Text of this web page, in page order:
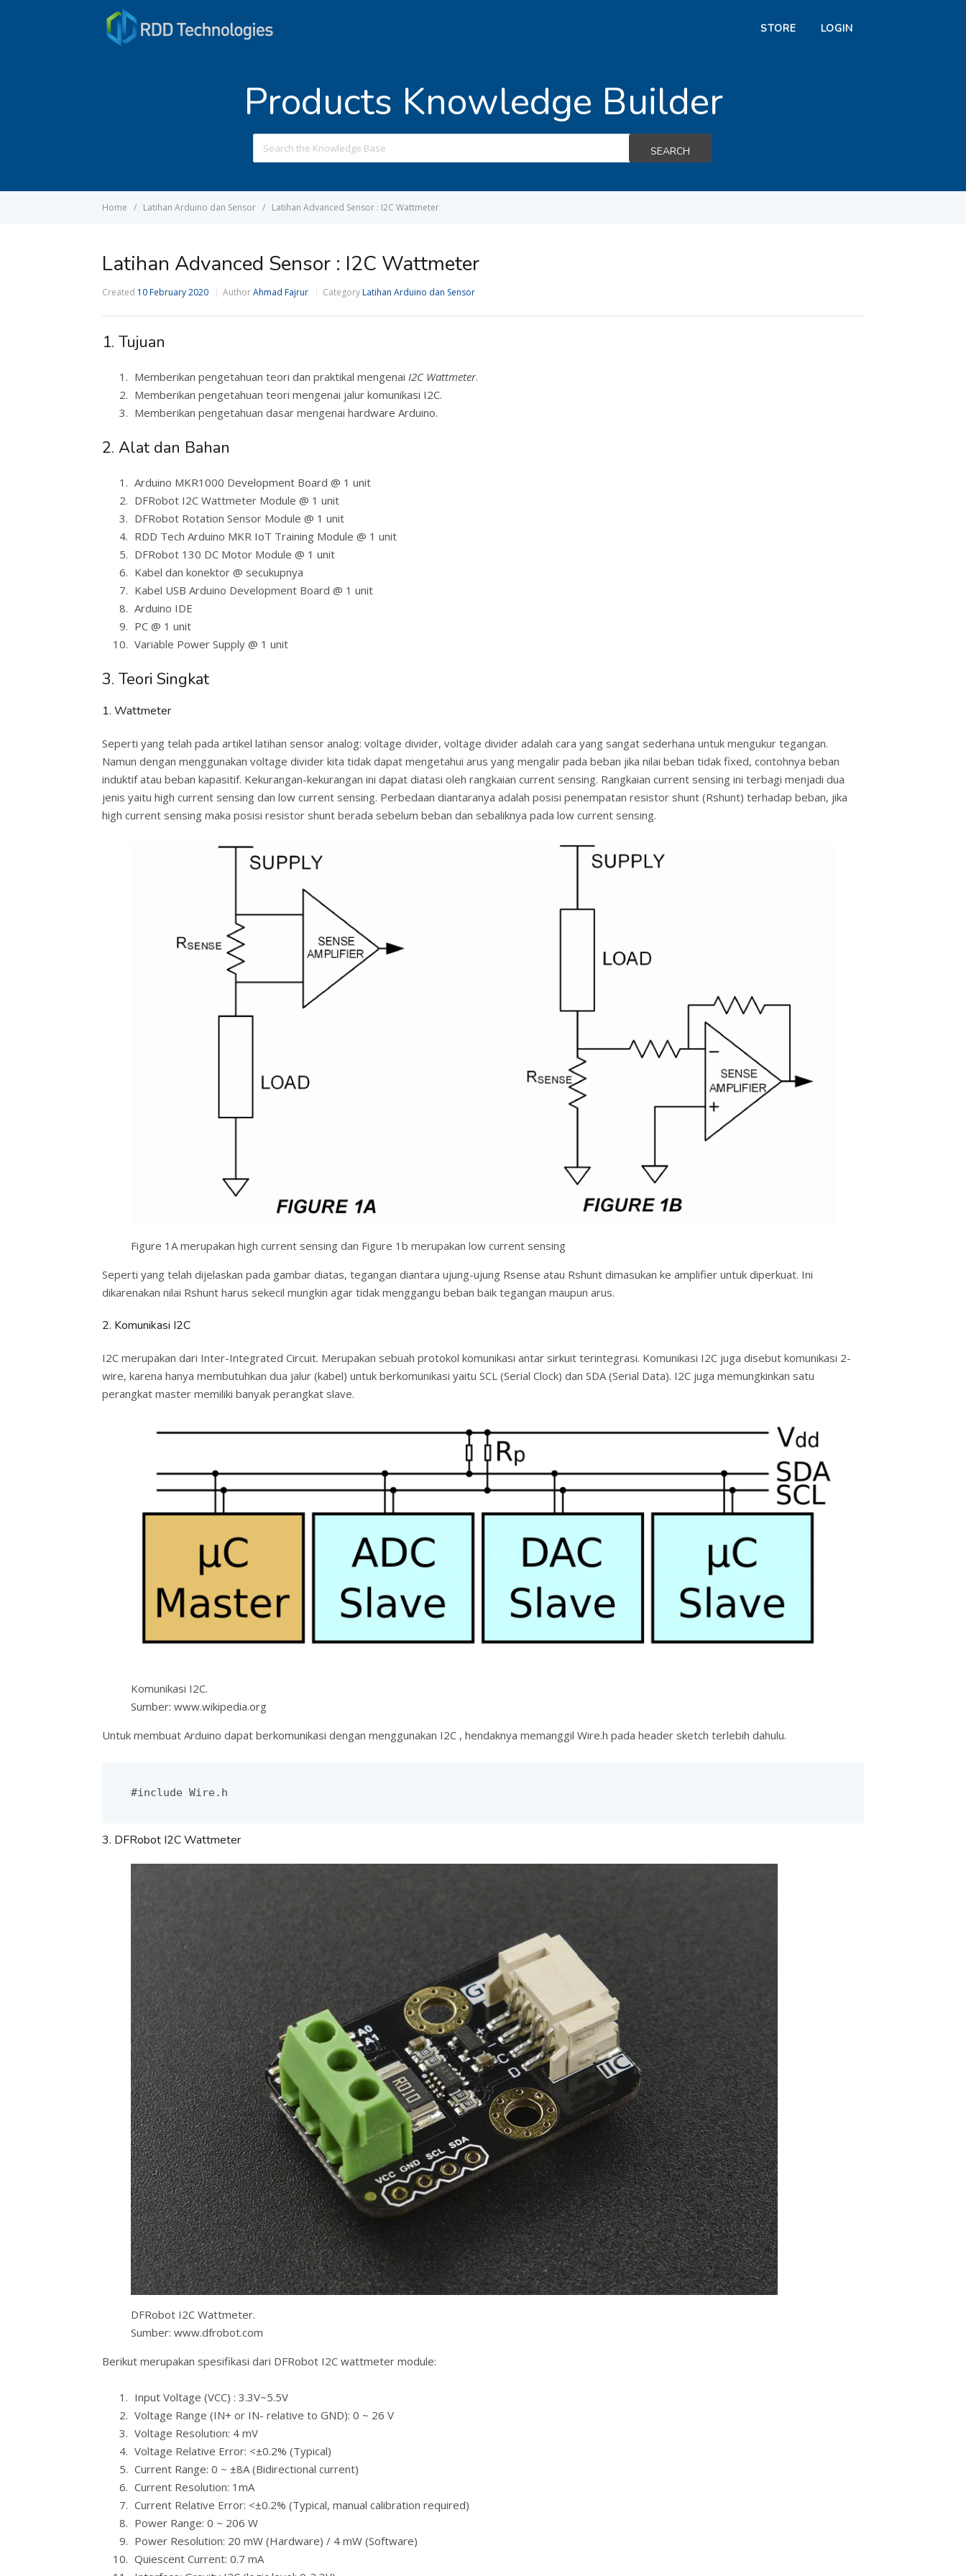
STORE LOGIN
Products Knowledge Builder
For
SEARCH
Home Latihan Arduino dan Sensor Latihan Advanced Sensor : I2C Wattmeter
Latihan Advanced Sensor : I2C Wattmeter
Created 10 February 2020 AuthorAhmad Fajrur CategoryLatihan Arduino dan Sensor
1. Tujuan
Memberikan pengetahuan teori dan praktikal mengenai I2C Wattmeter.
Memberikan pengetahuan teori mengenai jalur komunikasi I2C.
Memberikan pengetahuan dasar mengenai hardware Arduino.
2. Alat dan Bahan
Arduino MKR1000 Development Board @ 1 unit
DFRobot I2C Wattmeter Module @ 1 unit
DFRobot Rotation Sensor Module @ 1 unit
RDD Tech Arduino MKR IoT Training Module @ 1 unit
DFRobot 130 DC Motor Module @ 1 unit
Kabel dan konektor @ secukupnya
Kabel USB Arduino Development Board @ 1 unit
Arduino IDE
PC @ 1 unit
Variable Power Supply @ 1 unit
3. Teori Singkat
1. Wattmeter
Seperti yang telah pada artikel latihan sensor analog: voltage divider, voltage divider adalah cara yang sangat sederhana untuk mengukur tegangan.
Namun dengan menggunakan voltage divider kita tidak dapat mengetahui arus yang mengalir pada beban jika nilai beban tidak fixed, contohnya beban
induktif atau beban kapasitif. Kekurangan-kekurangan ini dapat diatasi oleh rangkaian current sensing. Rangkaian current sensing ini terbagi menjadi dua
jenis yaitu high current sensing dan low current sensing. Perbedaan diantaranya adalah posisi penempatan resistor shunt (Rshunt) terhadap beban, jika
high current sensing maka posisi resistor shunt berada sebelum beban dan sebaliknya pada low current sensing.
Figure 1A merupakan high current sensing dan Figure 1b merupakan low current sensing
Seperti yang telah dijelaskan pada gambar diatas, tegangan diantara ujung-ujung Rsense atau Rshunt dimasukan ke amplifier untuk diperkuat. Ini
dikarenakan nilai Rshunt harus sekecil mungkin agar tidak menggangu beban baik tegangan maupun arus.
2. Komunikasi I2C
I2C merupakan dari Inter-Integrated Circuit. Merupakan sebuah protokol komunikasi antar sirkuit terintegrasi. Komunikasi I2C juga disebut komunikasi 2-
wire, karena hanya membutuhkan dua jalur (kabel) untuk berkomunikasi yaitu SCL (Serial Clock) dan SDA (Serial Data). I2C juga memungkinkan satu
perangkat master memiliki banyak perangkat slave.
Komunikasi I2C.
Sumber: www.wikipedia.org
Untuk membuat Arduino dapat berkomunikasi dengan menggunakan I2C , hendaknya memanggil Wire.h pada header sketch terlebih dahulu.
#include Wire.h
3. DFRobot I2C Wattmeter
DFRobot I2C Wattmeter.
Sumber: www.dfrobot.com
Berikut merupakan spesifikasi dari DFRobot I2C wattmeter module:
Input Voltage (VCC) : 3.3V~5.5V
Voltage Range (IN+ or IN- relative to GND): 0 ~ 26 V
Voltage Resolution: 4 mV
Voltage Relative Error: <±0.2% (Typical)
Current Range: 0 ~ ±8A (Bidirectional current)
Current Resolution: 1mA
Current Relative Error: <±0.2% (Typical, manual calibration required)
Power Range: 0 ~ 206 W
Power Resolution: 20 mW (Hardware) / 4 mW (Software)
Quiescent Current: 0.7 mA